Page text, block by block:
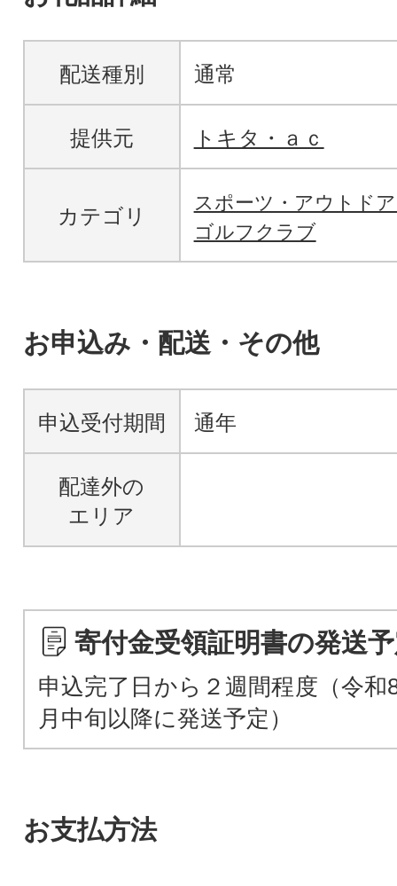
配送種別 通常
提供元 トキタ・ａｃ
カテゴリ
スポーツ・アウトド
ゴルフクラブ
お申込み・配送・その他
申込受付期間 通年
配達外の
エリア
寄付金受領証明書の発送
申込完了日から２週間程度（令和
月中旬以降に発送予定）
お支払方法